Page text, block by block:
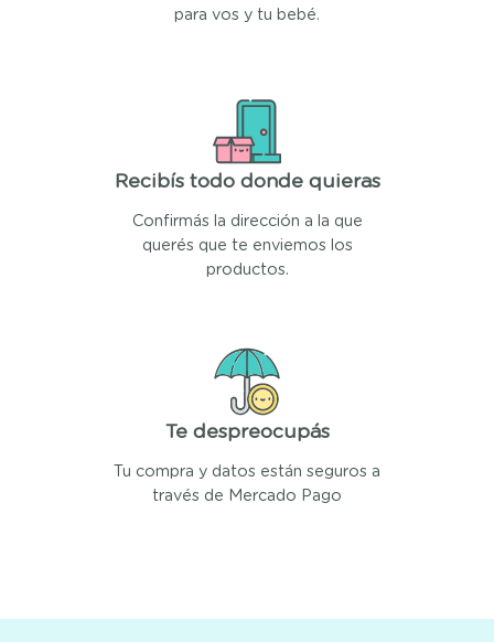
para vos y tu bebé.
Recibís todo donde quieras
Confirmás la dirección a la que
querés que te enviemos los
productos.
Te despreocupás
Tu compra y datos están seguros a
través de Mercado Pago